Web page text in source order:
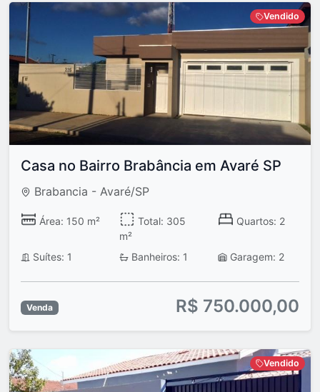
Vendido
Casa no Bairro Brabância em Avaré SP
Brabancia - Avaré/SP
Área: 150 m²
Total: 305
m²
Quartos: 2
Suítes: 1 Banheiros: 1 Garagem: 2
Venda R$ 750.000,00
Vendido